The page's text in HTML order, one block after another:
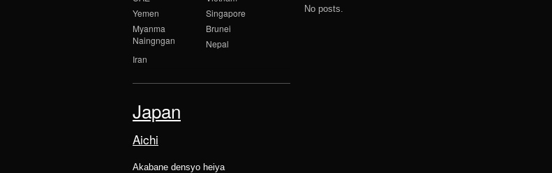
Yemen
Singapore
Myanma
Naingngan
Brunei
Nepal
Iran
Japan
Aichi
Akabane densyo heiya
No posts.